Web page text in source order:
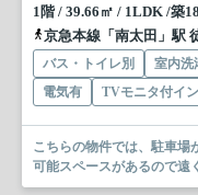
1階 / 39.66㎡ / 1LDK /築
京急本線「南太田」駅
バス・トイレ別 室内洗
電気有
TVモニタ付イ
こちらの物件では、駐車場
可能スペースがあるので